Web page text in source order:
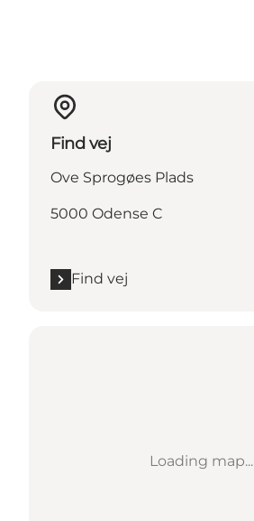
Find vej
Ove Sprogøes Plads
5000 Odense C
Find vej
Loading map...